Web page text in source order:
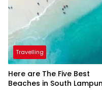
Travelling
Here are The Five Best
Beaches in South